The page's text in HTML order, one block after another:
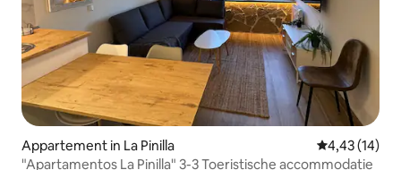
Appartement in La Pinilla Gemiddelde
4,43 (14)
"Apartamentos La Pinilla" 3-3 Toeristische accommodatie